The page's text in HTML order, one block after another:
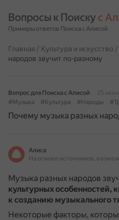
Вопросы к Поиску с
Примеры ответов Поиска с Алисой
Главная / Культура и искусство /
народов звучит по-разному
Вопрос для Поиска с Алисой
25 июня
#Музыка
#Культура #Народы
Почему музыка разных
Алиса
Музыка разных народов
культурных особенностей,
к созданию музыкального
Некоторые факторы,